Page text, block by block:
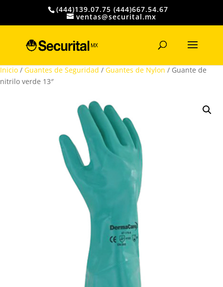
(444)139.07.75 (444)667.54.67
ventas@securital.mx
productos
Inicio / Guantes de Seguridad / Guantes de Nylon / Guante de
nitrilo verde 13″